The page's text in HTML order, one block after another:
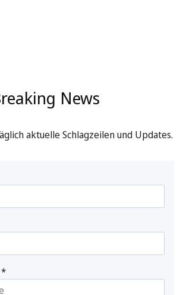
News
aktuelle Schlagzeilen und Updates.
*